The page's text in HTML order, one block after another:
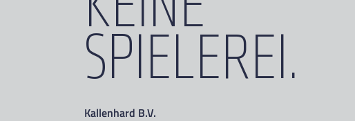
SPIELEREI.
Kallenhard B.V.